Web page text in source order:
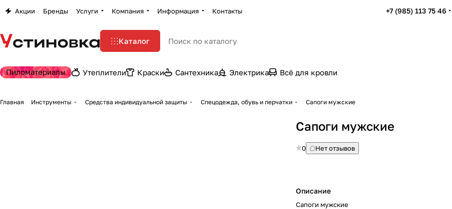
Акции Бренды Услуги Компания Информация Контакты +7 (985) 113 75 46
Каталог
Пиломатериалы Утеплители Краски Сантехника Электрика Всё для кровли
Главная Инструменты Средства индивидуальной защиты Спецодежда, обувь и перчатки Сапоги мужские
Сапоги мужские
0 Нет отзывов
Описание
Сапоги мужские